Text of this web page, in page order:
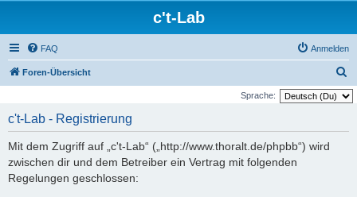
c't-Lab
FAQ Anmelden
Foren-Übersicht
u
Sprache:
c't-Lab - Registrierung
Mit dem Zugriff auf „c't-Lab“ („http://www.thoralt.de/phpbb“) wird
zwischen dir und dem Betreiber ein Vertrag mit folgenden
Regelungen geschlossen: